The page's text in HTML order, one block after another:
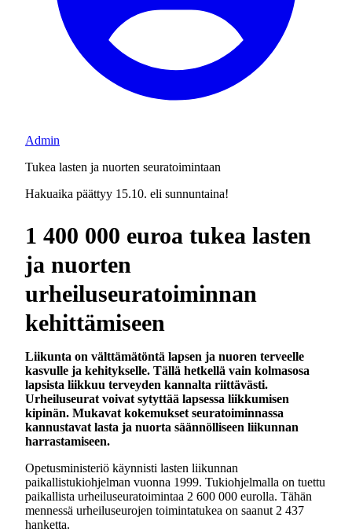
Admin
Tukea lasten ja nuorten seuratoimintaan
Hakuaika päättyy 15.10. eli sunnuntaina!
1 400 000 euroa tukea lasten
ja nuorten
urheiluseuratoiminnan
kehittämiseen
Liikunta on välttämätöntä lapsen ja nuoren terveelle
kasvulle ja kehitykselle. Tällä hetkellä vain kolmasosa
lapsista liikkuu terveyden kannalta riittävästi.
Urheiluseurat voivat sytyttää lapsessa liikkumisen
kipinän. Mukavat kokemukset seuratoiminnassa
kannustavat lasta ja nuorta säännölliseen liikunnan
harrastamiseen.
Opetusministeriö käynnisti lasten liikunnan
paikallistukiohjelman vuonna 1999. Tukiohjelmalla on tuettu
paikallista urheiluseuratoimintaa 2 600 000 eurolla. Tähän
mennessä urheiluseurojen toimintatukea on saanut 2 437
hanketta.